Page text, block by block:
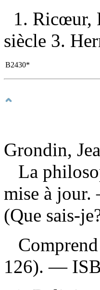
1. Ricœur,
siècle 3.
B2430*
Grondin,
La
mise à
(Que sais-
Comprend
126). —